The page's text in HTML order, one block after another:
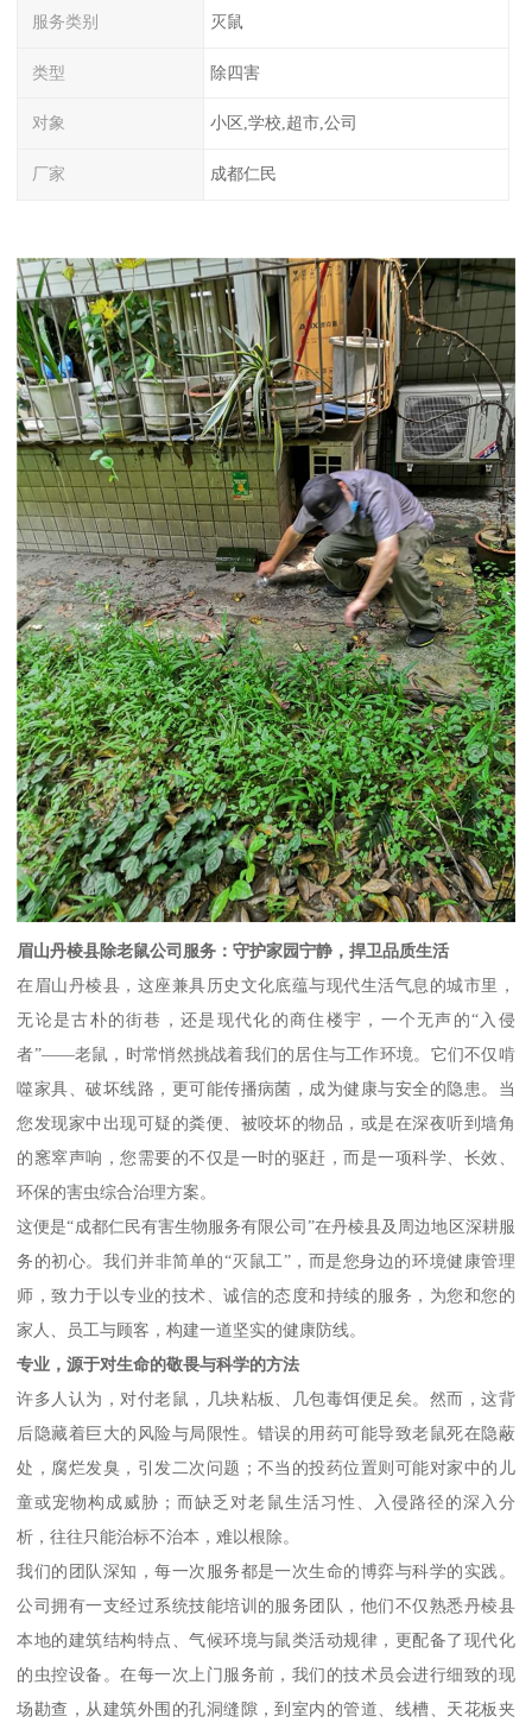
服务类别 灭鼠
类型 除四害
对象 小区,学校,超市,公司
厂家 成都仁民
眉山丹棱县除老鼠公司服务：守护家园宁静，捍卫品质生活
在眉山丹棱县，这座兼具历史文化底蕴与现代生活气息的城市里，
无论是古朴的街巷，还是现代化的商住楼宇，一个无声的“入侵
者”——老鼠，时常悄然挑战着我们的居住与工作环境。它们不仅啃
噬家具、破坏线路，更可能传播病菌，成为健康与安全的隐患。当
您发现家中出现可疑的粪便、被咬坏的物品，或是在深夜听到墙角
的窸窣声响，您需要的不仅是一时的驱赶，而是一项科学、长效、
环保的害虫综合治理方案。
这便是“成都仁民有害生物服务有限公司”在丹棱县及周边地区深耕服
务的初心。我们并非简单的“灭鼠工”，而是您身边的环境健康管理
师，致力于以专业的技术、诚信的态度和持续的服务，为您和您的
家人、员工与顾客，构建一道坚实的健康防线。
专业，源于对生命的敬畏与科学的方法
许多人认为，对付老鼠，几块粘板、几包毒饵便足矣。然而，这背
后隐藏着巨大的风险与局限性。错误的用药可能导致老鼠死在隐蔽
处，腐烂发臭，引发二次问题；不当的投药位置则可能对家中的儿
童或宠物构成威胁；而缺乏对老鼠生活习性、入侵路径的深入分
析，往往只能治标不治本，难以根除。
我们的团队深知，每一次服务都是一次生命的博弈与科学的实践。
公司拥有一支经过系统技能培训的服务团队，他们不仅熟悉丹棱县
本地的建筑结构特点、气候环境与鼠类活动规律，更配备了现代化
的虫控设备。在每一次上门服务前，我们的技术员会进行细致的现
场勘查，从建筑外围的孔洞缝隙，到室内的管道、线槽、天花板夹